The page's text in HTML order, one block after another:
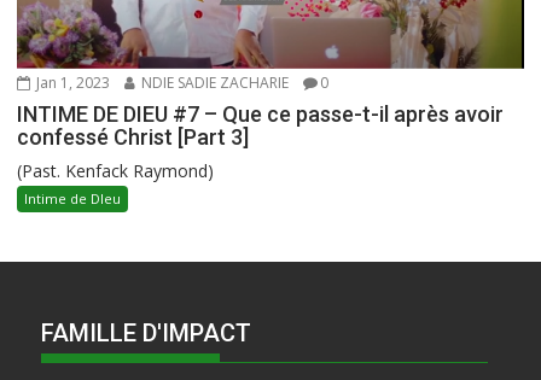
Jan 1, 2023 NDIE SADIE ZACHARIE 0
INTIME DE DIEU #7 – Que ce passe-t-il après avoir
confessé Christ [Part 3]
(Past. Kenfack Raymond)
Intime de DIeu
FAMILLE D'IMPACT